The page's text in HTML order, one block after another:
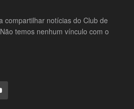
compartilhar notícias do Club de
temos nenhum vínculo com o